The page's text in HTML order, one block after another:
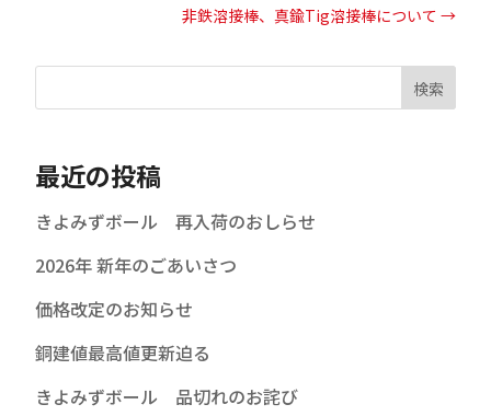
非鉄溶接棒、真鍮Tig溶接棒について →
検索
最近の投稿
きよみずボール 再入荷のおしらせ
2026年 新年のごあいさつ
価格改定のお知らせ
銅建値最高値更新迫る
きよみずボール 品切れのお詫び